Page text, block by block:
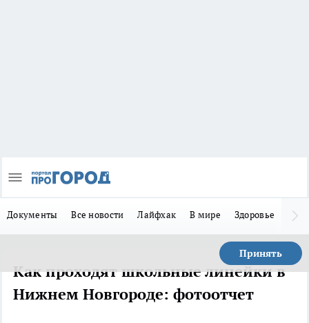
Документы Все новости Лайфхак В мире Здоровье
Принять
Как проходят школьные линейки в
Нижнем Новгороде: фотоотчет